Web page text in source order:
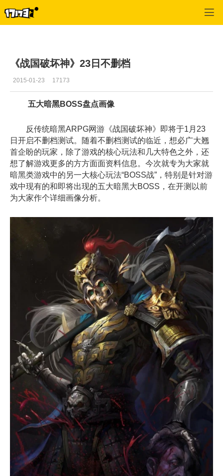
《战国破坏神》23日不删档
2015-01-23 17173
五大暗黑BOSS盘点画像
反传统暗黑ARPG网游《战国破坏神》即将于1月23
日开启不删档测试。随着不删档测试的临近，想必广大翘
首企盼的玩家，除了游戏的核心玩法和几大特色之外，还
想了解游戏更多的方方面面资料信息。今次就专为大家就
暗黑类游戏中的另一大核心玩法“BOSS战”，特别是针对游
戏中现有的和即将出现的五大暗黑大BOSS，在开测以前
为大家作个详细画像分析。